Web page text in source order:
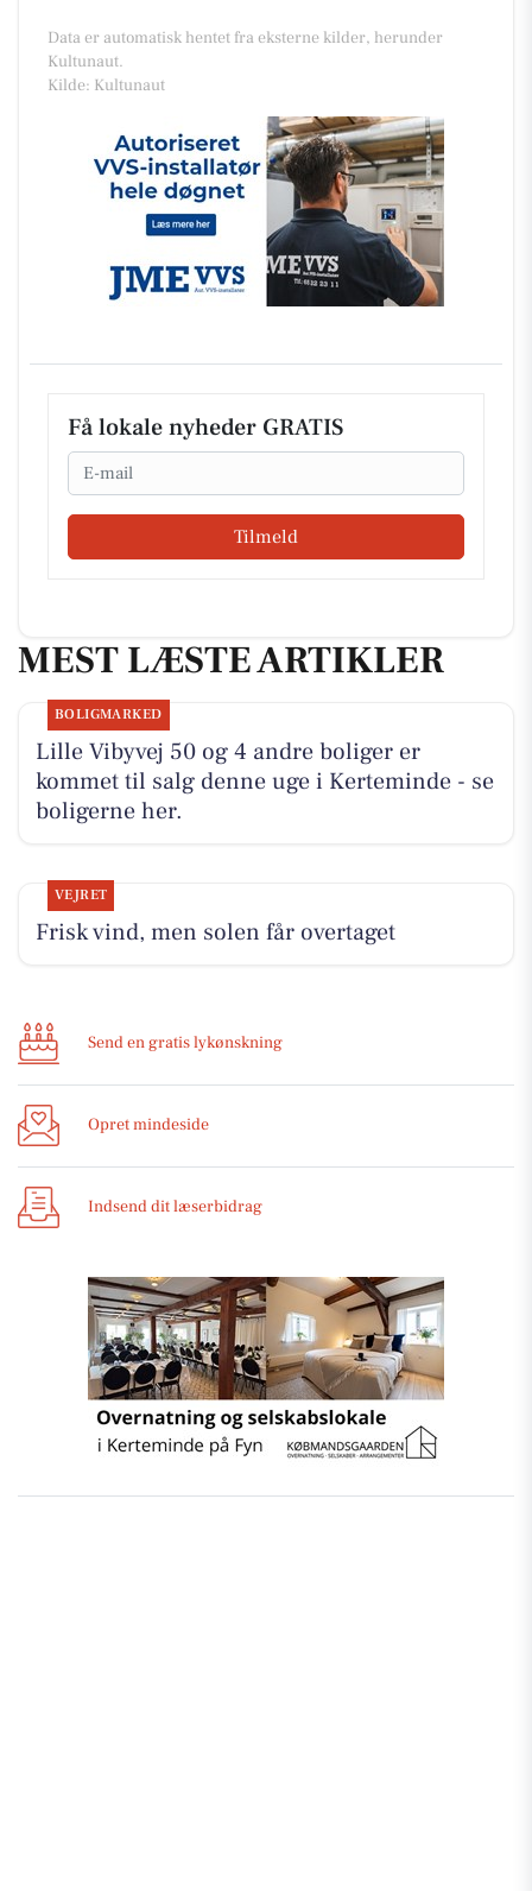
Data er automatisk hentet fra eksterne kilder, herunder
Kultunaut.
Kilde: Kultunaut
Få lokale nyheder GRATIS
Email
Tilmeld
MEST LÆSTE ARTIKLER
BOLIGMARKED
Lille Vibyvej 50 og 4 andre boliger er
kommet til salg denne uge i Kerteminde - se
boligerne her.
VEJRET
Frisk vind, men solen får overtaget
Send en gratis lykønskning
Opret mindeside
Indsend dit læserbidrag